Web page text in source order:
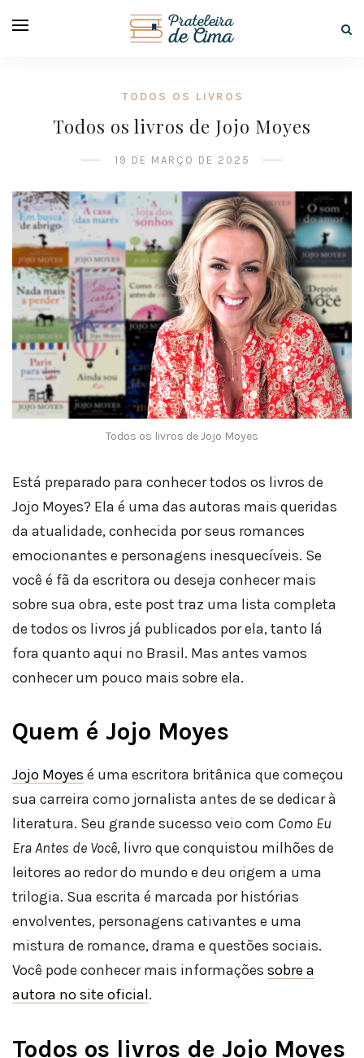
TODOS OS LIVROS
Todos os livros de Jojo Moyes
19 DE MARÇO DE 2025
Todos os livros de Jojo Moyes
Está preparado para conhecer todos os livros de
Jojo Moyes? Ela é uma das autoras mais queridas
da atualidade, conhecida por seus romances
emocionantes e personagens inesquecíveis. Se
você é fã da escritora ou deseja conhecer mais
sobre sua obra, este post traz uma lista completa
de todos os livros já publicados por ela, tanto lá
fora quanto aqui no Brasil. Mas antes vamos
conhecer um pouco mais sobre ela.
Quem é Jojo Moyes
Jojo Moyes é uma escritora britânica que começou
sua carreira como jornalista antes de se dedicar à
literatura. Seu grande sucesso veio com Como Eu
Era Antes de Você, livro que conquistou milhões de
leitores ao redor do mundo e deu origem a uma
trilogia. Sua escrita é marcada por histórias
envolventes, personagens cativantes e uma
mistura de romance, drama e questões sociais.
Você pode conhecer mais informações sobre a
autora no site oficial.
Todos os livros de Jojo Moyes